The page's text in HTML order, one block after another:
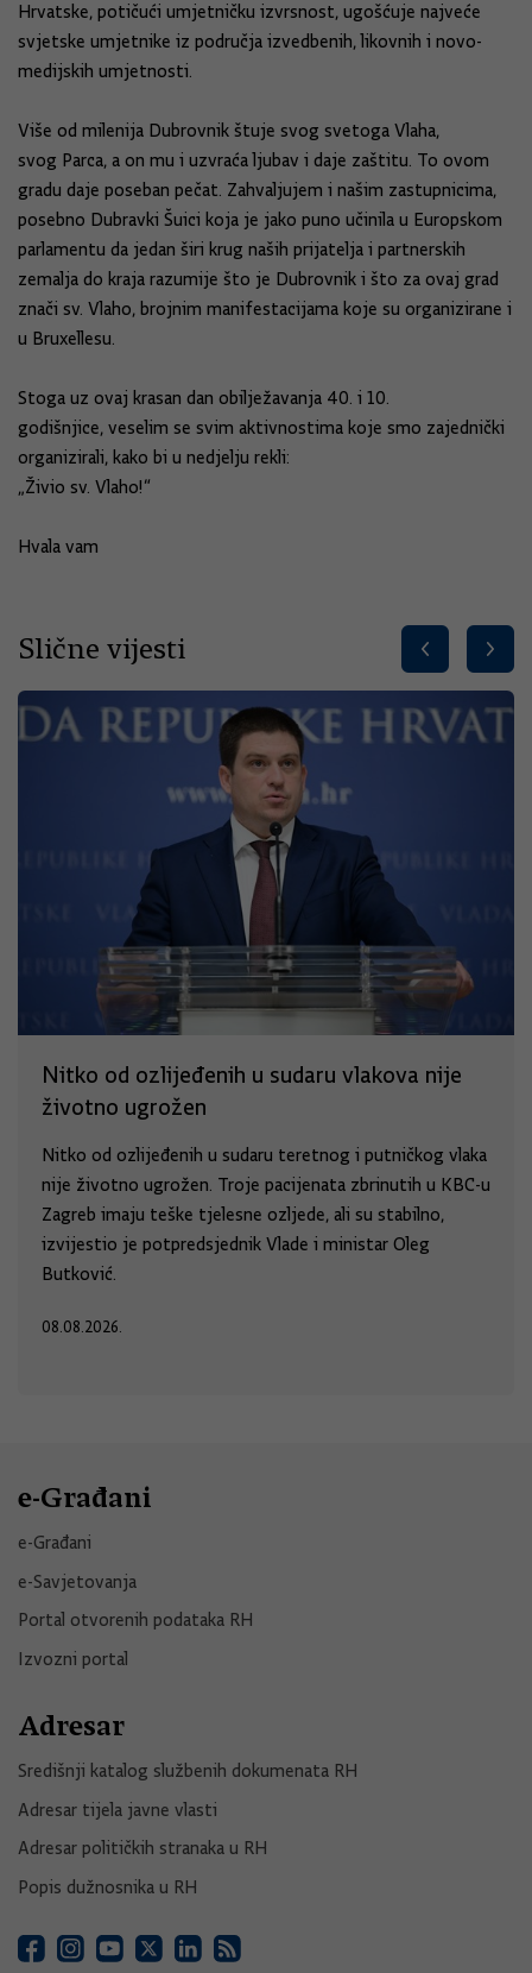
Hrvatske, potičući umjetničku izvrsnost, ugošćuje najveće
svjetske umjetnike iz područja izvedbenih, likovnih i novo-
medijskih umjetnosti.
Više od milenija Dubrovnik štuje svog svetoga Vlaha,
svog Parca, a on mu i uzvraćaljubav i daje zaštitu. To ovom
gradu daje poseban pečat. Zahvaljujem i našim zastupnicima,
posebno Dubravki Šuici koja je jako puno učinila u Europskom
parlamentu da jedan širi krug naših prijatelja i partnerskih
zemalja do kraja razumije što je Dubrovnik i što za ovaj grad
znači sv. Vlaho, brojnim manifestacijama koje su organizirane i
u Bruxellesu.
Stoga uz ovaj krasan dan obilježavanja 40. i 10.
godišnjice, veselim se svim aktivnostima koje smo zajednički
organizirali, kako bi u nedjelju rekli:
„Živio sv. Vlaho!“
Hvala vam
Slične vijesti
Nitko od ozlijeđenih u sudaru vlakova nije
životno ugrožen
Nitko od ozlijeđenih u sudaru teretnog i putničkog vlaka
nije životno ugrožen. Troje pacijenata zbrinutih u KBC-u
Zagreb imaju teške tjelesne ozljede, ali su stabilno,
izvijestio je potpredsjednik Vlade i ministar Oleg
Butković.
08.08.2026.
e-Građani
e-Građani
e-Savjetovanja
Portal otvorenih podataka RH
Izvozni portal
Adresar
Središnji katalog službenih dokumenata RH
Adresar tijela javne vlasti
Adresar političkih stranaka u RH
Popis dužnosnika u RH